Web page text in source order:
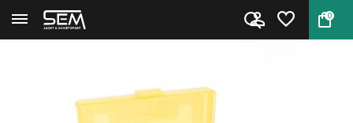
0
Terug Home SmartReloader Munitiedoos 9 m...